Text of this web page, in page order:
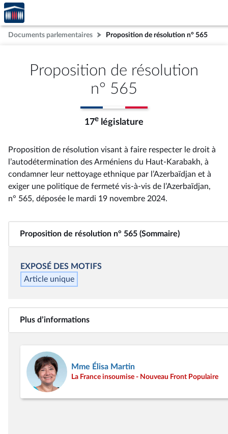
Aller au contenu
Aller en bas de la page
Accèder
à la
page
d'accueil
Documents parlementaires Proposition de résolution n° 565
Proposition de résolution
n° 565
17e législature
Proposition de résolution visant à faire respecter le droit à
l’autodétermination des Arméniens du Haut-Karabakh, à
condamner leur nettoyage ethnique par l’Azerbaïdjan et à
exiger une politique de fermeté vis-à-vis de l’Azerbaïdjan,
n° 565, déposée le mardi 19 novembre 2024.
Proposition de résolution n° 565 (Sommaire)
EXPOSÉ DES MOTIFS
Article unique
Plus d’informations
Mme Élisa Martin
La France insoumise - Nouveau Front Populaire